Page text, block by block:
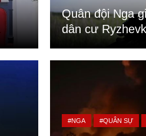
Quân đội Nga
dân cư
#NGA #QUÂN SỰ